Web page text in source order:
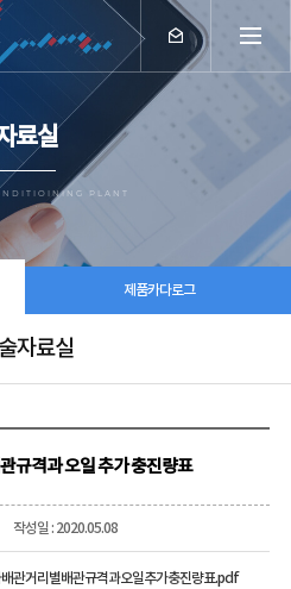
료실
PLANT
제품카다로그
자료실
규격과 오일 추가 충진량표
작성일 : 2020.05.08
관거리별배관규격과오일추가충진량표.pdf